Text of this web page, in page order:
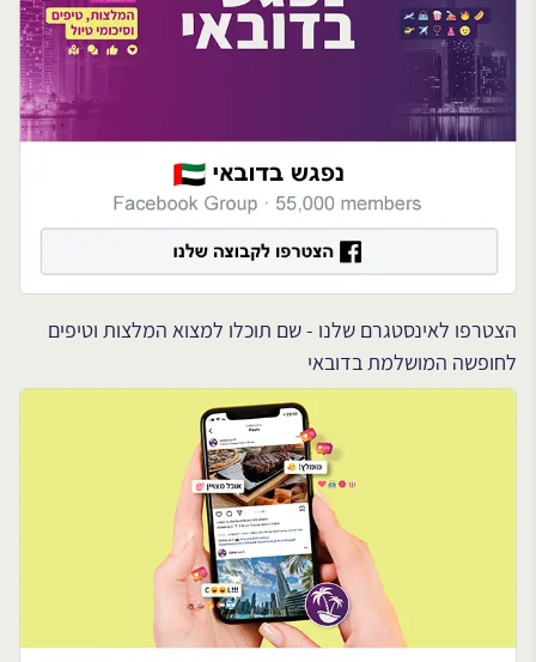
הצטרפו לאינסטגרם שלנו - שם תוכלו למצוא המלצות וטיפים
לחופשה המושלמת בדובאי